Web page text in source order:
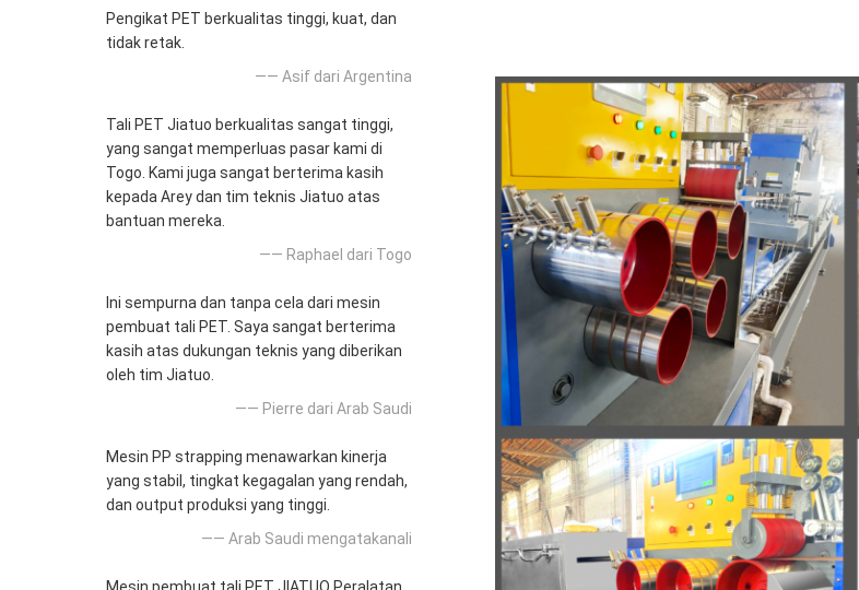
Pengikat PET berkualitas tinggi, kuat, dan
tidak retak.
—— Asif dari Argentina
Tali PET Jiatuo berkualitas sangat tinggi,
yang sangat memperluas pasar kami di
Togo. Kami juga sangat berterima kasih
kepada Arey dan tim teknis Jiatuo atas
bantuan mereka.
—— Raphael dari Togo
Ini sempurna dan tanpa cela dari mesin
pembuat tali PET. Saya sangat berterima
kasih atas dukungan teknis yang diberikan
oleh tim Jiatuo.
—— Pierre dari Arab Saudi
Mesin PP strapping menawarkan kinerja
yang stabil, tingkat kegagalan yang rendah,
dan output produksi yang tinggi.
—— Arab Saudi mengatakanali